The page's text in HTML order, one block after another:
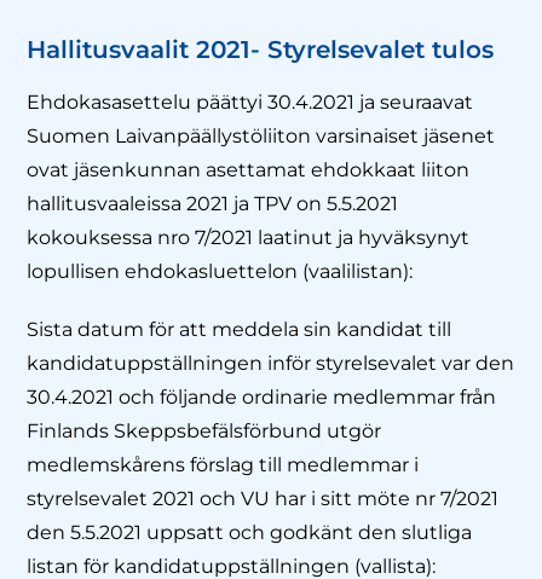
Hallitusvaalit 2021- Styrelsevalet tulos
Ehdokasasettelu päättyi 30.4.2021 ja seuraavat
Suomen Laivanpäällystöliiton varsinaiset jäsenet
ovat jäsenkunnan asettamat ehdokkaat liiton
hallitusvaaleissa 2021 ja TPV on 5.5.2021
kokouksessa nro 7/2021 laatinut ja hyväksynyt
lopullisen ehdokasluettelon (vaalilistan):
Sista datum för att meddela sin kandidat till
kandidatuppställningen inför styrelsevalet var den
30.4.2021 och följande ordinarie medlemmar från
Finlands Skeppsbefälsförbund utgör
medlemskårens förslag till medlemmar i
styrelsevalet 2021 och VU har i sitt möte nr 7/2021
den 5.5.2021 uppsatt och godkänt den slutliga
listan för kandidatuppställningen (vallista):